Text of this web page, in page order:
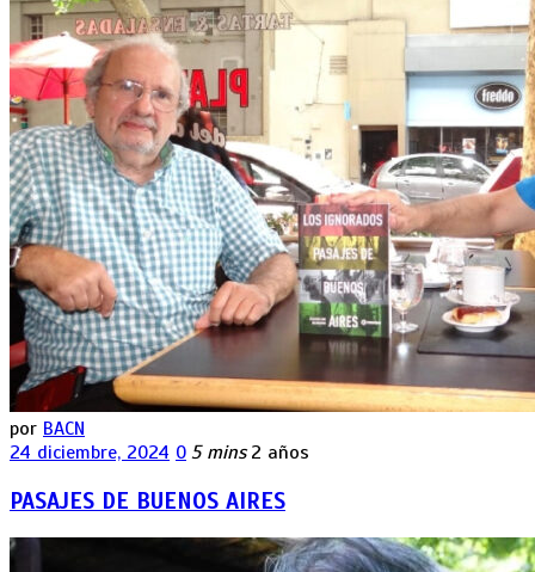
por BACN
24 diciembre, 2024 0 5 mins 2 años
PASAJES DE BUENOS AIRES